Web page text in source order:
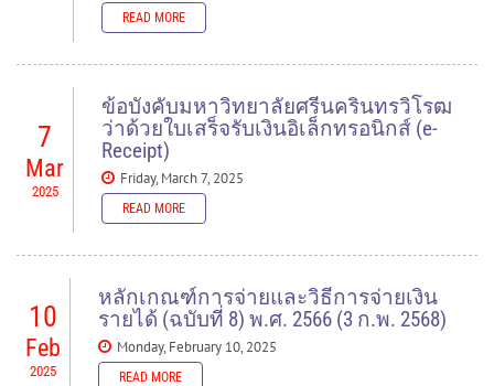
READ MORE
READ MORE
7
Mar
2025
ข้อบังคับมหาวิทยาลัยศรีนครินทรวิโรฒ
ว่าด้วยใบเสร็จรับเงินอิเล็กทรอนิกส์ (e-
Receipt)
Friday, March 7, 2025
READ MORE
10
Feb
2025
หลักเกณฑ์การจ่ายและวิธีการจ่ายเงิน
รายได้ (ฉบับที่ 8) พ.ศ. 2566 (3 ก.พ. 2568)
Monday, February 10, 2025
READ MORE